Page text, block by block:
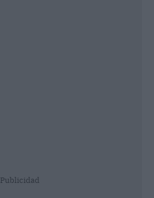
Publicidad